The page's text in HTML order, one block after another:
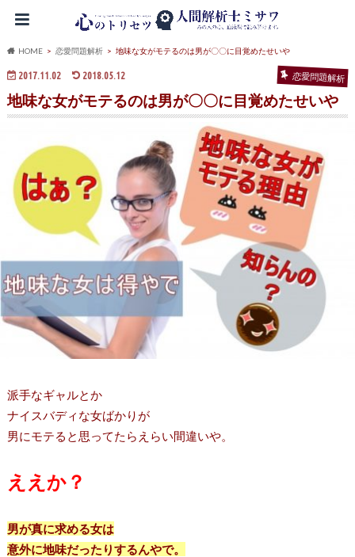
HOME 恋愛問題解析 地味な女がモテるのは男が〇〇に目覚めたせいや
2017.11.02 2018.05.12 恋愛問題解析
地味な女がモテるのは男が〇〇に目覚めたせいや
派手なギャルとか
ナイスバディな女ばかりが
男にモテると思ってたらえらい間違いや。
ええか？
男が真に求める女は
意外に地味だったりするんやで。